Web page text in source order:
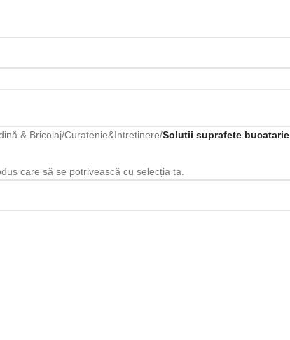
& Bricolaj/Curatenie&Intretinere/Solutii suprafete bucatarie
care să se potrivească cu selecția ta.